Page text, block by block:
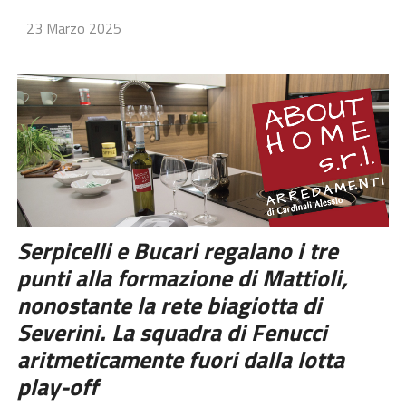
23 Marzo 2025
Serpicelli e Bucari regalano i tre
punti alla formazione di Mattioli,
nonostante la rete biagiotta di
Severini. La squadra di Fenucci
aritmeticamente fuori dalla lotta
play-off